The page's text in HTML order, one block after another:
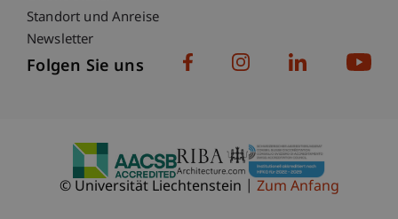
Standort und Anreise
Newsletter
Folgen Sie uns
© Universität Liechtenstein Zum Anfang